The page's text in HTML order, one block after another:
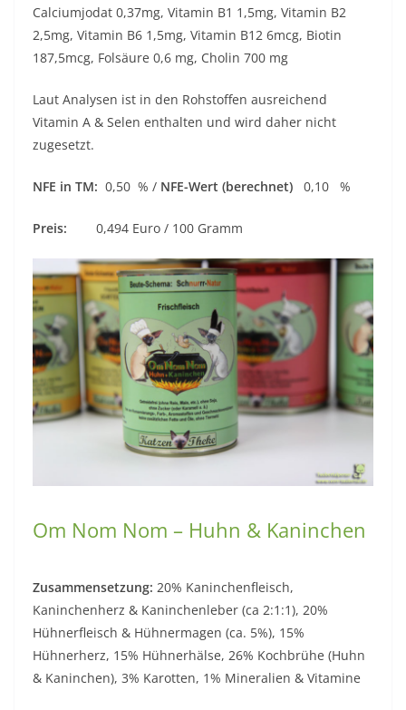
Calciumjodat 0,37mg, Vitamin B1 1,5mg, Vitamin B2
2,5mg, Vitamin B6 1,5mg, Vitamin B12 6mcg, Biotin
187,5mcg, Folsäure 0,6 mg, Cholin 700 mg
Laut Analysen ist in den Rohstoffen ausreichend
Vitamin A & Selen enthalten und wird daher nicht
zugesetzt.
NFE in TM: 0,50 % / NFE-Wert (berechnet) 0,10 %
Preis: 0,494 Euro / 100 Gramm
Om Nom Nom – Huhn & Kaninchen
Zusammensetzung: 20% Kaninchenfleisch,
Kaninchenherz & Kaninchenleber (ca 2:1:1), 20%
Hühnerfleisch & Hühnermagen (ca. 5%), 15%
Hühnerherz, 15% Hühnerhälse, 26% Kochbrühe (Huhn
& Kaninchen), 3% Karotten, 1% Mineralien & Vitamine